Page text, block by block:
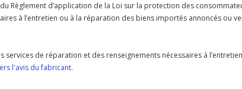
Règlement d’application de la Loi sur la protection des
à l’entretien ou à la réparation des biens importés annoncés ou
de réparation et des renseignements nécessaires à
l'avis du fabricant.